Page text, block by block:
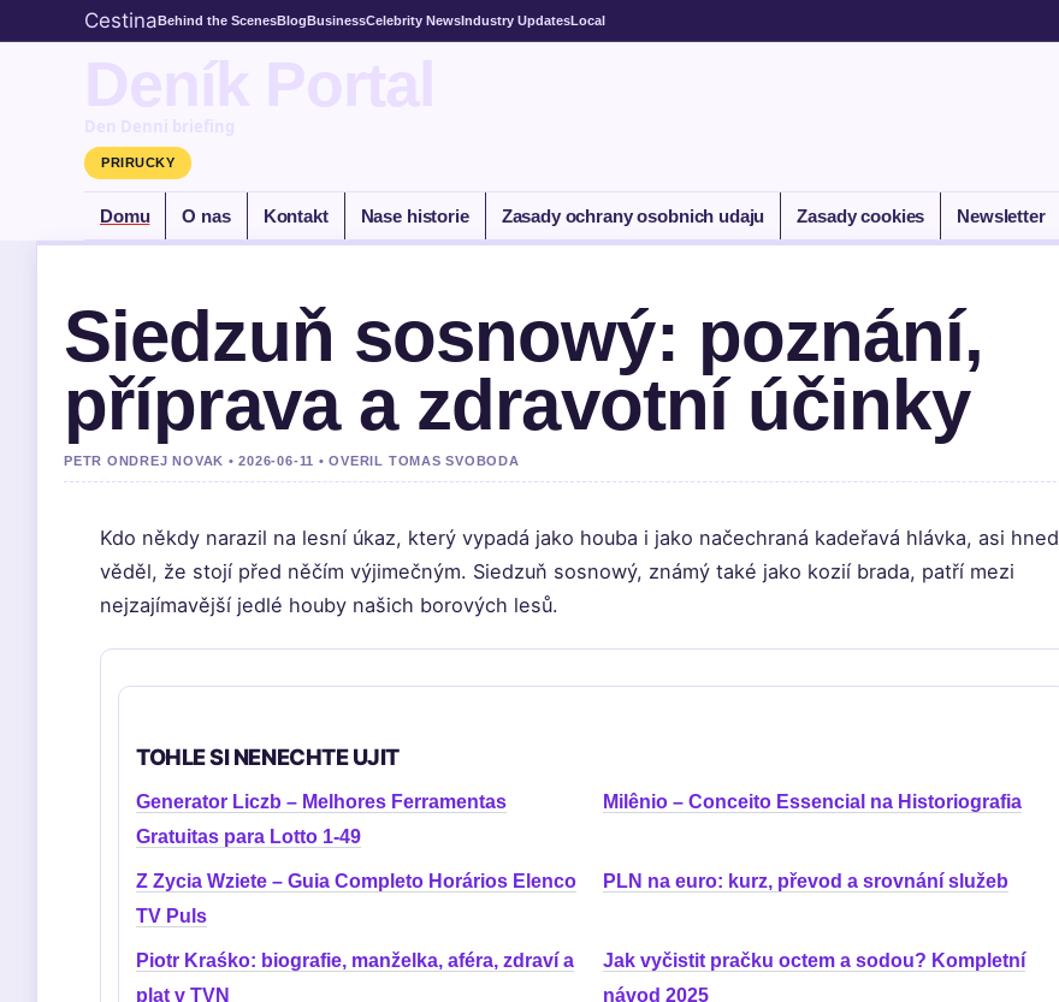
CestinaBehind the ScenesBlogBusinessCelebrity NewsIndustry UpdatesLocal
Deník Portal
Den Denni briefing
PRIRUCKY
Domu O nas Kontakt Nase historie Zasady ochrany osobnich udaju Zasady cookies Newsletter
Siedzuň sosnowý: poznání,
příprava a zdravotní účinky
PETR ONDREJ NOVAK • 2026-06-11 • OVERIL TOMAS SVOBODA
Kdo někdy narazil na lesní úkaz, který vypadá jako houba i jako načechraná kadeřavá hlávka, asi hned
věděl, že stojí před něčím výjimečným. Siedzuň sosnowý, známý také jako kozií brada, patří mezi
nejzajímavější jedlé houby našich borových lesů.
TOHLE SI NENECHTE UJIT
Generator Liczb – Melhores Ferramentas
Gratuitas para Lotto 1-49
Milênio – Conceito Essencial na Historiografia
Z Zycia Wziete – Guia Completo Horários Elenco
TV Puls
PLN na euro: kurz, převod a srovnání služeb
Piotr Kraśko: biografie, manželka, aféra, zdraví a
plat v TVN
Jak vyčistit pračku octem a sodou? Kompletní
návod 2025